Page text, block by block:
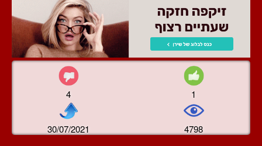
4 1
30/07/2021 4798